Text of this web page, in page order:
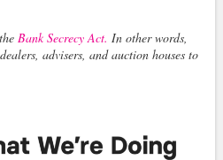
Bank Secrecy Act. In other words,
advisers, and auction houses to